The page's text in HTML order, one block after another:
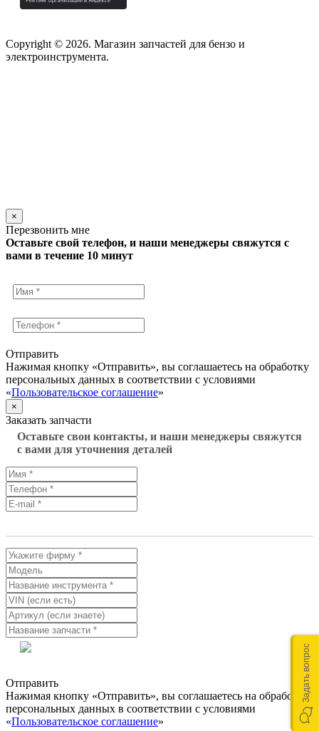
Copyright © 2026. Магазин запчастей для бензо и
электроинструмента.
×
Перезвонить мне
Оставьте свой телефон, и наши менеджеры свяжутся с
вами в течение 10 минут
Отправить
Нажимая кнопку «Отправить», вы соглашаетесь на обработку
персональных данных в соответствии с условиями
«Пользовательское соглашение»
×
Заказать запчасти
Оставьте свои контакты, и наши менеджеры свяжутся
с вами для уточнения деталей
Отправить
Нажимая кнопку «Отправить», вы соглашаетесь на обработку
персональных данных в соответствии с условиями
«Пользовательское соглашение»
Задать вопрос